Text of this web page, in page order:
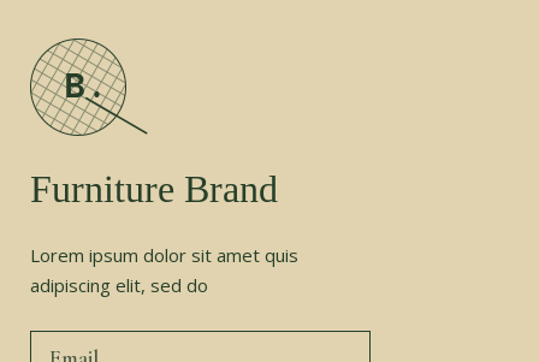
Furniture Brand
Lorem ipsum dolor sit amet quis
adipiscing elit, sed do